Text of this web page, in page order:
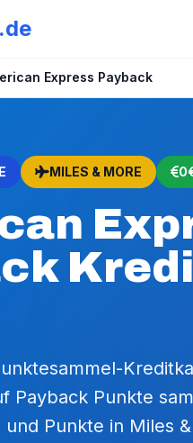
Express Payback
MILES & MORE
Payback Punkte
Punkte in Miles